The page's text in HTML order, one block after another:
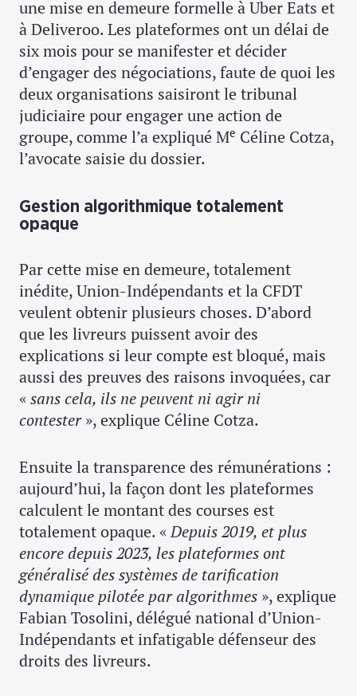
une mise en demeure formelle à Uber Eats et
à Deliveroo. Les plateformes ont un délai de
six mois pour se manifester et décider
d’engager des négociations, faute de quoi les
deux organisations saisiront le tribunal
judiciaire pour engager une action de
groupe, comme l’a expliqué Me Céline Cotza,
l’avocate saisie du dossier.
Gestion algorithmique totalement
opaque
Par cette mise en demeure, totalement
inédite, Union-Indépendants et la CFDT
veulent obtenir plusieurs choses. D’abord
que les livreurs puissent avoir des
explications si leur compte est bloqué, mais
aussi des preuves des raisons invoquées, car
« sans cela, ils ne peuvent ni agir ni
contester», explique Céline Cotza.
Ensuite la transparence des rémunérations :
aujourd’hui, la façon dont les plateformes
calculent le montant des courses est
totalement opaque. «Depuis 2019, et plus
encore depuis 2023, les plateformes ont
généralisé des systèmes de tarification
dynamique pilotée par algorithmes », explique
Fabian Tosolini, délégué national d’Union-
Indépendants et infatigable défenseur des
droits des livreurs.